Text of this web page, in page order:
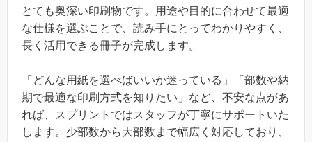
とても奥深い印刷物です。用途や目的に合わせて最適
な仕様を選ぶことで、読み手にとってわかりやすく、
長く活用できる冊子が完成します。
「どんな用紙を選べばいいか迷っている」「部数や納
期で最適な印刷方式を知りたい」など、不安な点があ
れば、スプリントではスタッフが丁寧にサポートいた
します。少部数から大部数まで幅広く対応しており、